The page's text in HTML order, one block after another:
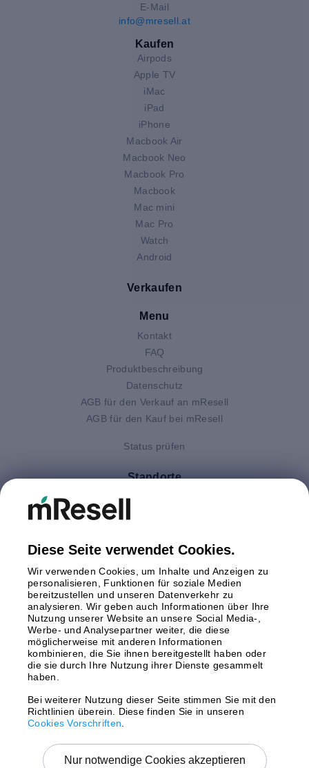
E-Mail
info@mresell.at
Kaufen
Airpods
Apple TV
iMac
iPad
iPhone
Macbook Air
Macbook Neo
Macbook Pro
Macbook
Mac mini
Mac Pro
Watch
Android
Verkaufen
Menu
Kontakt
FAQ
Produktbeschreibung
Datenschutz
AGB für den Verkauf an mResell
AGB für den Kauf bei mResell
Status prüfen
Standorte
Deutschland
Italien
Polen
Schweden
Spanien
Österreich
Zahlungsmethoden
Diese Seite verwendet Cookies.
Wir verwenden Cookies, um Inhalte und Anzeigen zu
personalisieren, Funktionen für soziale Medien
bereitzustellen und unseren Datenverkehr zu
analysieren. Wir geben auch Informationen über Ihre
Nutzung unserer Website an unsere Social Media-,
Werbe- und Analysepartner weiter, die diese
möglicherweise mit anderen Informationen
kombinieren, die Sie ihnen bereitgestellt haben oder
die sie durch Ihre Nutzung ihrer Dienste gesammelt
haben.
Bei weiterer Nutzung dieser Seite stimmen Sie mit den
Richtlinien überein. Diese finden Sie in unseren
Cookies Vorschriften
Nur notwendige Cookies akzeptieren